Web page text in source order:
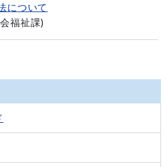
について
福祉課)